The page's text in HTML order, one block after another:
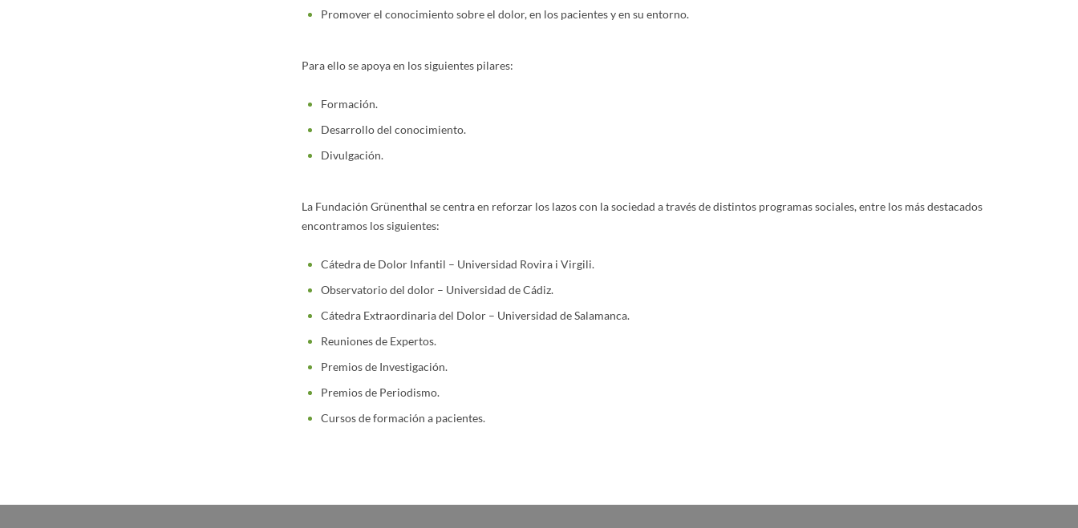
Promover el conocimiento sobre el dolor, en los pacientes y en su entorno.
Para ello se apoya en los siguientes pilares:
Formación.
Desarrollo del conocimiento.
Divulgación.
La Fundación Grünenthal se centra en reforzar los lazos con la sociedad a través de distintos programas sociales, entre los más destacados
encontramos los siguientes:
Cátedra de Dolor Infantil – Universidad Rovira i Virgili.
Observatorio del dolor – Universidad de Cádiz.
Cátedra Extraordinaria del Dolor – Universidad de Salamanca.
Reuniones de Expertos.
Premios de Investigación.
Premios de Periodismo.
Cursos de formación a pacientes.